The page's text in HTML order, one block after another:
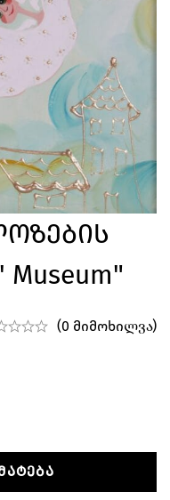
Museum"
(0 მიმოხილვა)